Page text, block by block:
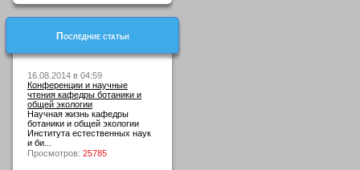
Последние статьи
16.08.2014 в 04:59
Конференции и научные
чтения кафедры ботаники и
общей экологии
Научная жизнь кафедры
ботаники и общей экологии
Института естественных наук
и би...
Просмотров: 25785